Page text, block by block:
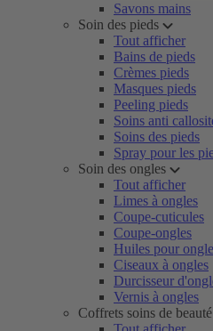
Savons mains
Soin des pieds
Tout afficher
Bains de pieds
Crèmes pieds
Masques pieds
Peeling pieds
Soins anti
Soins des pieds
Spray pour les
Soin des ongles
Tout afficher
Limes à ongles
Coupe-cuticules
Coupe-ongles
Huiles pour
Ciseaux à ongles
Durcisseur
Vernis à ongles
Coffrets soins de beauté